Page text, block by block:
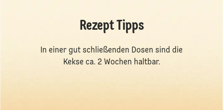
Rezept Tipps
In einer gut schließenden Dosen sind die
Kekse ca. 2 Wochen haltbar.